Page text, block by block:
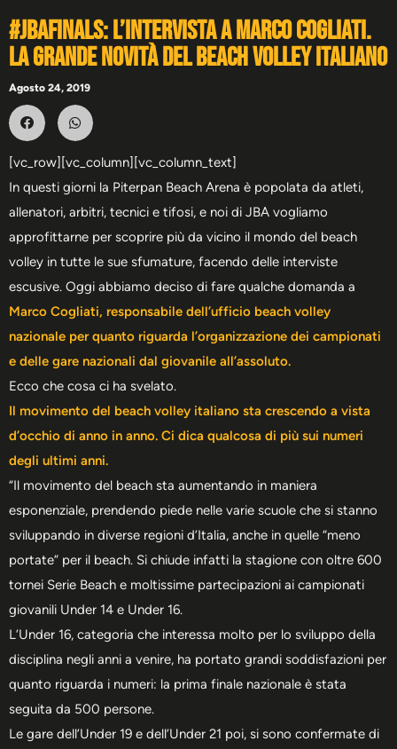
#JBAFINALS: l’intervista a Marco Cogliati.
La grande novità del beach volley italiano
Agosto 24, 2019
[vc_row][vc_column][vc_column_text]
In questi giorni la Piterpan Beach Arena è popolata da atleti,
allenatori, arbitri, tecnici e tifosi, e noi di JBA vogliamo
approfittarne per scoprire più da vicino il mondo del beach
volley in tutte le sue sfumature, facendo delle interviste
escusive. Oggi abbiamo deciso di fare qualche domanda a
Marco Cogliati, responsabile dell’ufficio beach volley
nazionale per quanto riguarda l’organizzazione dei campionati
e delle gare nazionali dal giovanile all’assoluto.
Ecco che cosa ci ha svelato.
Il movimento del beach volley italiano sta crescendo a vista
d’occhio di anno in anno. Ci dica qualcosa di più sui numeri
degli ultimi anni.
“Il movimento del beach sta aumentando in maniera
esponenziale, prendendo piede nelle varie scuole che si stanno
sviluppando in diverse regioni d’Italia, anche in quelle “meno
portate” per il beach. Si chiude infatti la stagione con oltre 600
tornei Serie Beach e moltissime partecipazioni ai campionati
giovanili Under 14 e Under 16.
L’Under 16, categoria che interessa molto per lo sviluppo della
disciplina negli anni a venire, ha portato grandi soddisfazioni per
quanto riguarda i numeri: la prima finale nazionale è stata
seguita da 500 persone.
Le gare dell’Under 19 e dell’Under 21 poi, si sono confermate di